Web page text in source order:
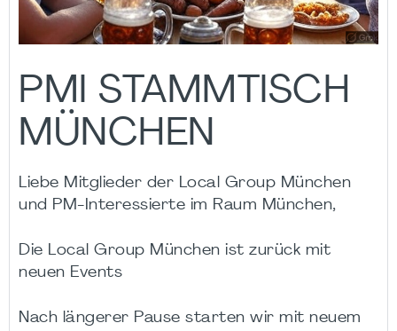
PMI STAMMTISCH
MÜNCHEN
Liebe Mitglieder der Local Group München
und PM-Interessierte im Raum München,
Die Local Group München ist zurück mit
neuen Events
Nach längerer Pause starten wir mit neuem